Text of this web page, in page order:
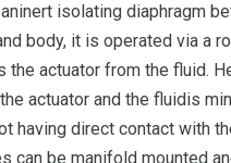
isolating diaphragm
body, it is operated via a
the actuator from the fluid.
actuator and the fluidis
having direct contact with
can be manifold mounted